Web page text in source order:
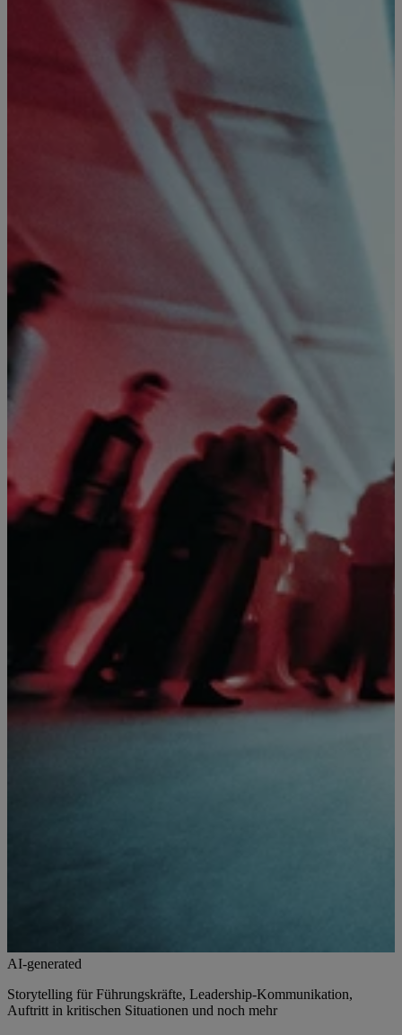
AI-generated
Storytelling für Führungskräfte, Leadership-Kommunikation,
Auftritt in kritischen Situationen und noch mehr